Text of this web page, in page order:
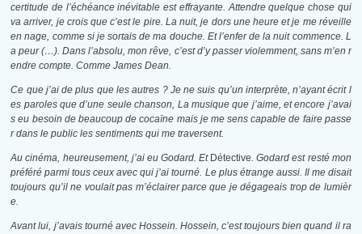
certitude de l’échéance inévitable est effrayante. Attendre quelque chose qui
va arriver, je crois que c’est le pire. La nuit, je dors une heure et je me réveille
en nage, comme si je sortais de ma douche. Et l’enfer de la nuit commence. L
a peur(…).Dans l’absolu, mon rêve, c’est d’y passer violemment, sans m’en r
endre compte. Comme James Dean.
Ce que j’ai de plus que les autres ? Je ne suis qu’un interprète, n’ayant écrit l
es paroles que d’une seule chanson, La musique que j’aime, et encore j’avai
s eu besoin de beaucoup de cocaïne mais je me sens capable de faire passe
r dans le public les sentiments qui me traversent.
Au cinéma, heureusement, j’ai eu Godard. EtDétective. Godard est resté mon
préféré parmi tous ceux avec qui j’ai tourné. Le plus étrange aussi. Il me disait
toujours qu’il ne voulait pas m’éclairer parce que je dégageais trop de lumièr
e.
Avant lui, j’avais tourné avec Hossein. Hossein, c’est toujours bien quand il ra